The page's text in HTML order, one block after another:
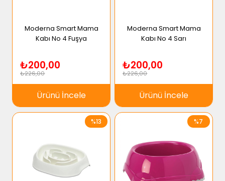
Moderna Smart Mama
Kabı No 4 Fuşya
₺200,00
₺226,00
Ürünü İncele
Moderna Smart Mama
Kabı No 4 Sarı
₺200,00
₺226,00
Ürünü İncele
%13 %7